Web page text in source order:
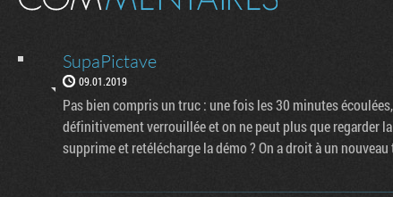
SupaPictave
09.01.2019
Pas bien compris un truc : une fois les 30 minutes
définitivement verrouillée et on ne peut plus que regarder
supprime et retélécharge la démo ? On a droit à un nouveau